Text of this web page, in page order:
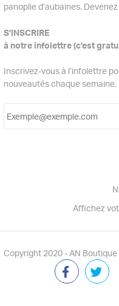
panoplie d’aubaines.
S’INSCRIRE
à notre infolettre (c’est
Inscrivez-vous à l’infolettre
nouveautés chaque semaine.
Affichez
Copyright 2020 - AN